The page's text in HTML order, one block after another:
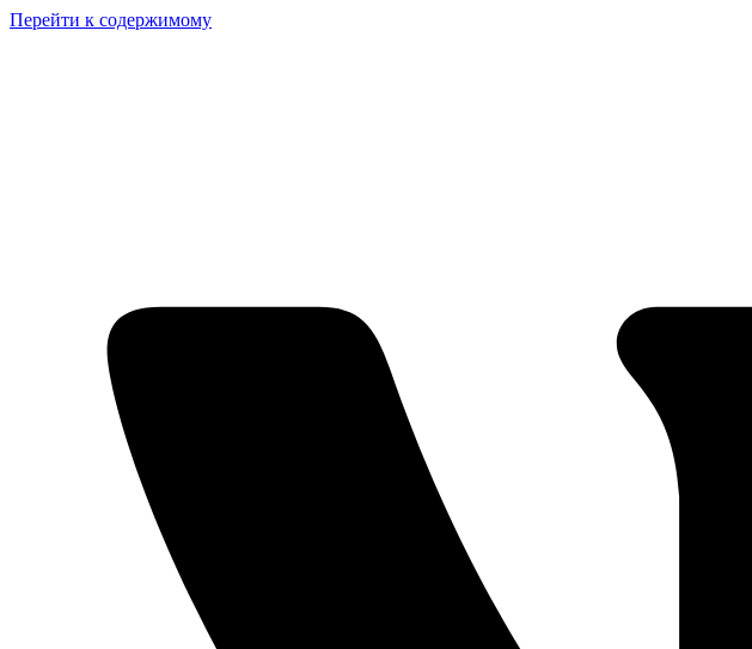
Перейти к содержимому